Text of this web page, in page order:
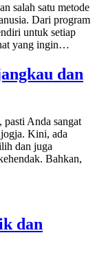
salah satu metode
Dari program
untuk setiap
yang ingin…
dan
pasti Anda sangat
jogja. Kini, ada
dan juga
Bahkan,
dan